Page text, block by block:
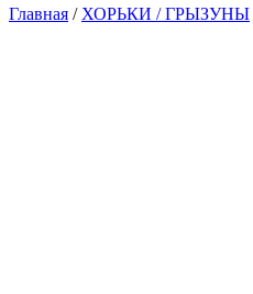
Главная / ХОРЬКИ / ГРЫЗУНЫ